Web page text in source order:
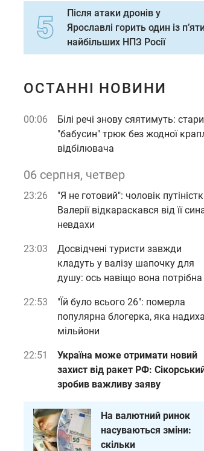
Після атаки дронів у
Ярославлі горить один із
найбільших НПЗ Росії
ОСТАННІ НОВИНИ
00:06
Білі речі знову сяятимуть:
"бабусин" трюк без жодної
відбілювача
06 серпня, четвер
23:26
"Я не готовий": чоловік
Валерії відкараскався від її
невдахи
23:03
Досвідчені туристи завжди
кладуть у валізу шапочку для
душу: ось навіщо вона потрібна
22:53
"Їй було всього 26": померла
популярна блогерка, яка
мільйони
22:51
Україна може отримати новий
захист від ракет РФ:
зробив важливу заяву
На валютний ринок
насуваються зміни:
скільки